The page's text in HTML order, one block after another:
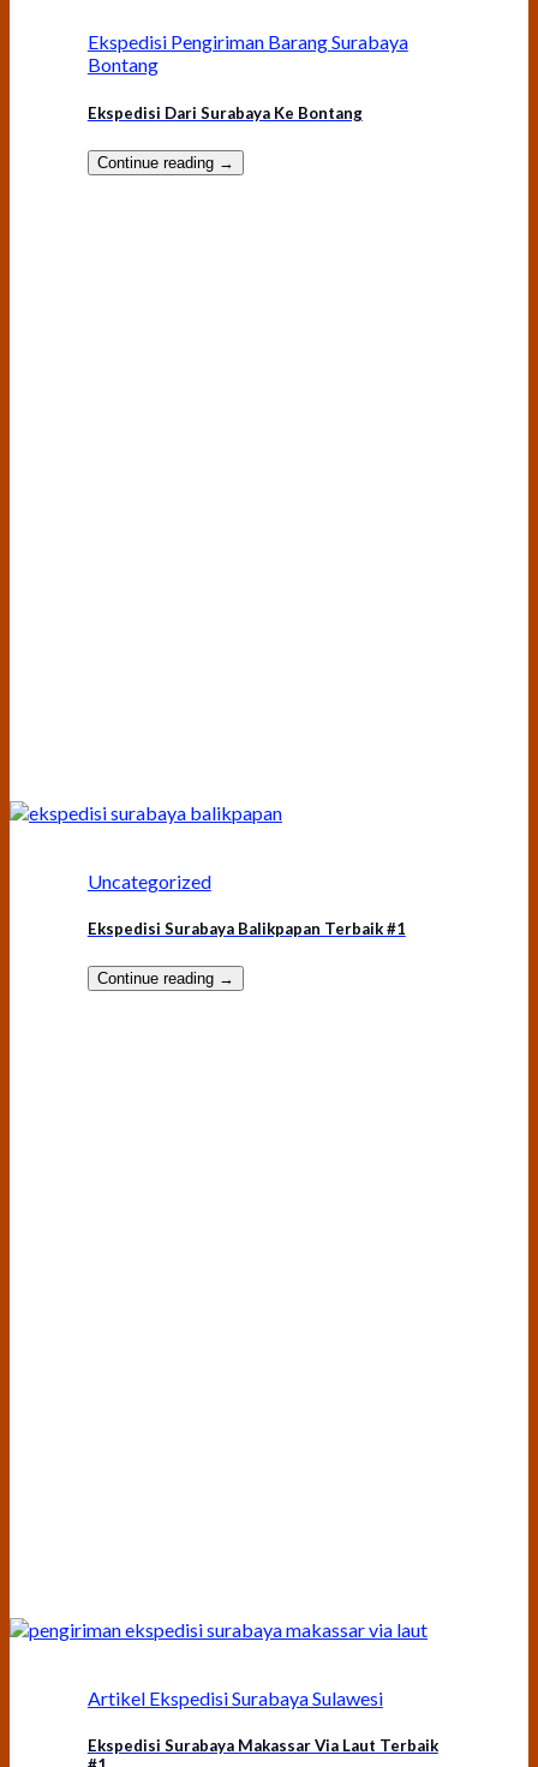
Ekspedisi Pengiriman Barang Surabaya
Bontang
Ekspedisi Dari Surabaya Ke Bontang
Continue reading →
Uncategorized
Ekspedisi Surabaya Balikpapan Terbaik #1
Continue reading →
Artikel Ekspedisi Surabaya Sulawesi
Ekspedisi Surabaya Makassar Via Laut Terbaik